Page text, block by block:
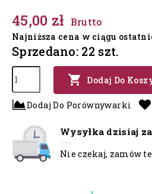
45,00 zł Brutto
Najniższa cena w ciągu
Sprzedano: 22 szt.
 Dodaj Do
Dodaj Do Porównywarki
Wysyłka dzisiaj za
Nie czekaj, zamów